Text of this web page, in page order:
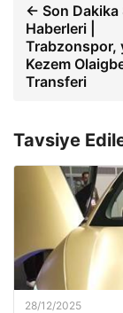
← Son Dakika
Haberleri |
Trabzonspor,
Kezem
Transferi
Tavsiye
28/12/2025